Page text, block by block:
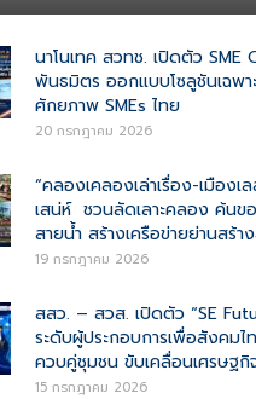
นาโนเทค สวทช. เปิดตัว SME
พันธมิตร ออกแบบโซลูชันเฉพา
ศักยภาพ SMEs ไทย
20 กรกฎาคม 2026
“คลองเคลองเล่าเรื่อง-เมืองเ
เสน่ห์ ชวนลัดเลาะคลอง ค้นข
สายน้ำ สร้างเครือข่ายย่านสร้
19 กรกฎาคม 2026
สสว. – สวส. เปิดตัว “SE
ระดับผู้ประกอบการเพื่อสังคมไ
ควบคู่ชุมชน ขับเคลื่อนเศรษฐ
15 กรกฎาคม 2026